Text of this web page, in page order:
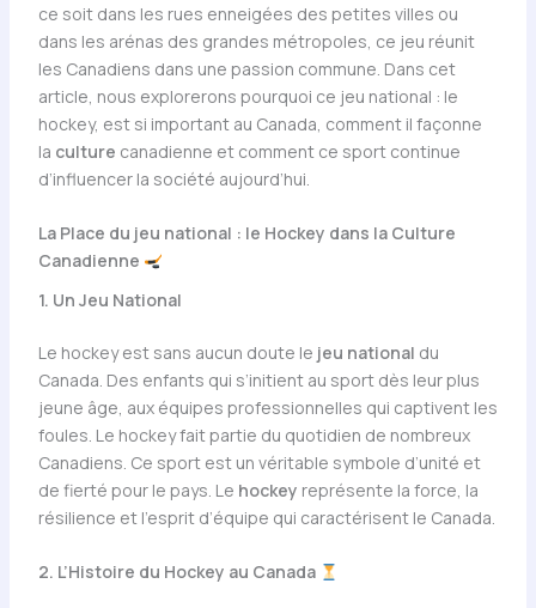
ce soit dans les rues enneigées des petites villes ou
dans les arénas des grandes métropoles, ce jeu réunit
les Canadiens dans une passion commune. Dans cet
article, nous explorerons pourquoi ce jeu national : le
hockey, est si important au Canada, comment il façonne
la culture canadienne et comment ce sport continue
d’influencer la société aujourd’hui.
La Place du jeu national : le Hockey dans la Culture
Canadienne
1. Un Jeu National
Le hockey est sans aucun doute le jeu national du
Canada. Des enfants qui s’initient au sport dès leur plus
jeune âge, aux équipes professionnelles qui captivent les
foules. Le hockey fait partie du quotidien de nombreux
Canadiens. Ce sport est un véritable symbole d’unité et
de fierté pour le pays. Le hockey représente la force, la
résilience et l’esprit d’équipe qui caractérisent le Canada.
2. L’Histoire du Hockey au Canada